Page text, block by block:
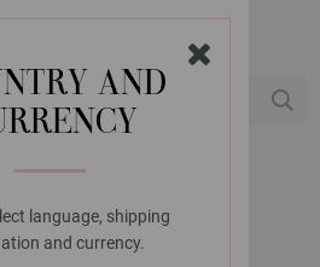
AND
language, shipping
and currency.
GROSSA